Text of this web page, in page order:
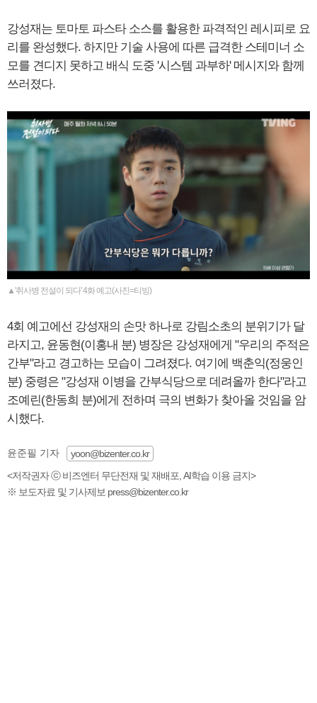
강성재는 토마토 파스타 소스를 활용한 파격적인 레시피로 요
리를 완성했다. 하지만 기술 사용에 따른 급격한 스테미너 소
모를 견디지 못하고 배식 도중 '시스템 과부하' 메시지와 함께
쓰러졌다.
▲'취사병 전설이 되다' 4화 예고(사진=티빙)
4회 예고에선 강성재의 손맛 하나로 강림소초의 분위기가 달
라지고, 윤동현(이홍내 분) 병장은 강성재에게 "우리의 주적은
간부"라고 경고하는 모습이 그려졌다. 여기에 백춘익(정웅인
분) 중령은 "강성재 이병을 간부식당으로 데려올까 한다"라고
조예린(한동희 분)에게 전하며 극의 변화가 찾아올 것임을 암
시했다.
윤준필 기자
yoon@bizenter.co.kr
<저작권자 ⓒ 비즈엔터 무단전재 및 재배포, AI학습 이용 금지>
※ 보도자료 및 기사제보 press@bizenter.co.kr